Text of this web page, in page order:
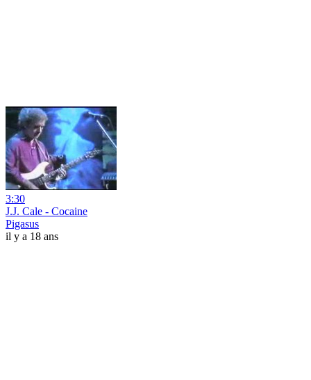
3:30
J.J. Cale - Cocaine
Pigasus
il y a 18 ans